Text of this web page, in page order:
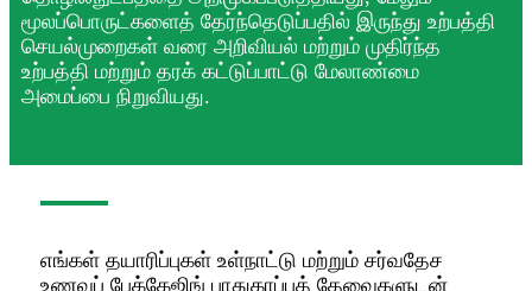
மூலப்பொருட்களைத் தேர்ந்தெடுப்பதில் இருந்து உற்பத்தி
செயல்முறைகள் வரை அறிவியல் மற்றும் முதிர்ந்த
உற்பத்தி மற்றும் தரக் கட்டுப்பாட்டு மேலாண்மை
அமைப்பை நிறுவியது.
எங்கள் தயாரிப்புகள் உள்நாட்டு மற்றும் சர்வதேச
உணவுப் பேக்கேஜிங் பாதுகாப்புத் தேவைகளுடன்